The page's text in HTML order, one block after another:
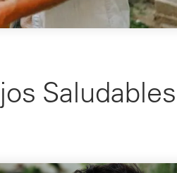
Saludables